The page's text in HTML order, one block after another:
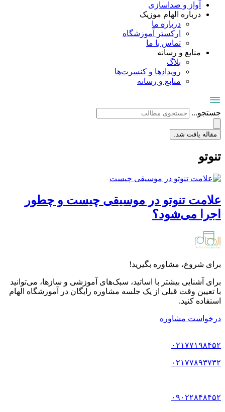
آواز و صداسازی
درباره الهام موزیک
درباره ما
ارکستر آموزشگاه
تماس با ما
منابع و رسانه
بلاگ
رویدادها و کنسرت‌ها
منابع و رسانه
جستجو...
مقاله یافت شد.
تنوتو
علامت تنوتو در موسیقی چیست و چطور
اجرا می‌شود؟
برای شروع، مشاوره بگیرید!
برای آشنایی بیشتر با اساتید، سبک‌های آموزشی و سازها، می‌توانید
با تعیین وقت قبلی از یک جلسه مشاوره رایگان در آموزشگاه الهام
استفاده کنید.
درخواست مشاوره
۰۲۱۷۷۱۹۸۴۵۲
۰۲۱۷۷۸۹۳۷۳۲
۰۹۰۲۲۸۴۸۴۵۲